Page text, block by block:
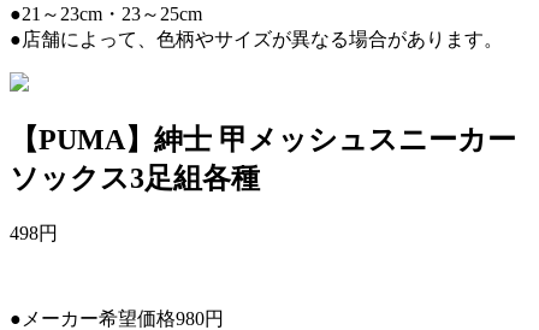
●21～23cm・23～25cm
●店舗によって、色柄やサイズが異なる場合があります。
【PUMA】紳士 甲メッシュスニーカー
ソックス3足組各種
498円
●メーカー希望価格980円